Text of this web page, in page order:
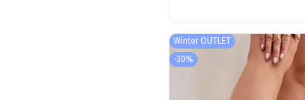
Winter OUTLET
-30%